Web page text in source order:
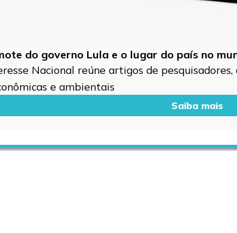
do governo Lula e o lugar do país no
Nacional reúne artigos de
e ambientais
Saiba mais